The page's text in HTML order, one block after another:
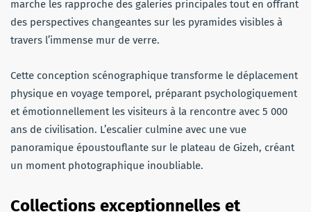
marche les rapproche des galeries principales tout en offrant
des perspectives changeantes sur les pyramides visibles à
travers l’immense mur de verre.
Cette conception scénographique transforme le déplacement
physique en voyage temporel, préparant psychologiquement
et émotionnellement les visiteurs à la rencontre avec 5 000
ans de civilisation. L’escalier culmine avec une vue
panoramique époustouflante sur le plateau de Gizeh, créant
un moment photographique inoubliable.
Collections exceptionnelles et